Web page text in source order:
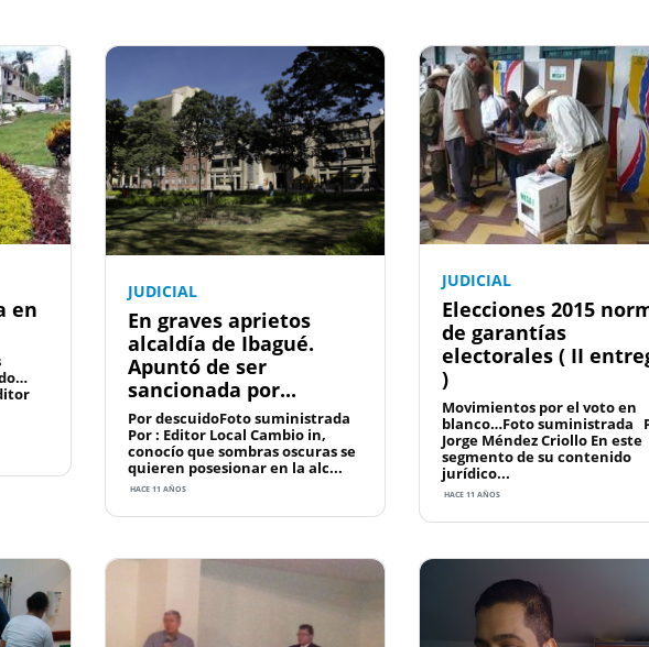
en
JUDICIAL
En graves aprietos
alcaldía de Ibagué.
Apuntó de ser
sancionada por...
Por descuidoFoto suministrada
Por : Editor Local Cambio in,
conocío que sombras oscuras se
quieren posesionar en la alc...
HACE 11 AÑOS
JUDICIAL
Elecciones 2015
de garantías
electorales ( II
)
Movimientos por el voto en
blanco…Foto suministrada
Jorge Méndez Criollo En este
segmento de su contenido
jurídico...
HACE 11 AÑOS